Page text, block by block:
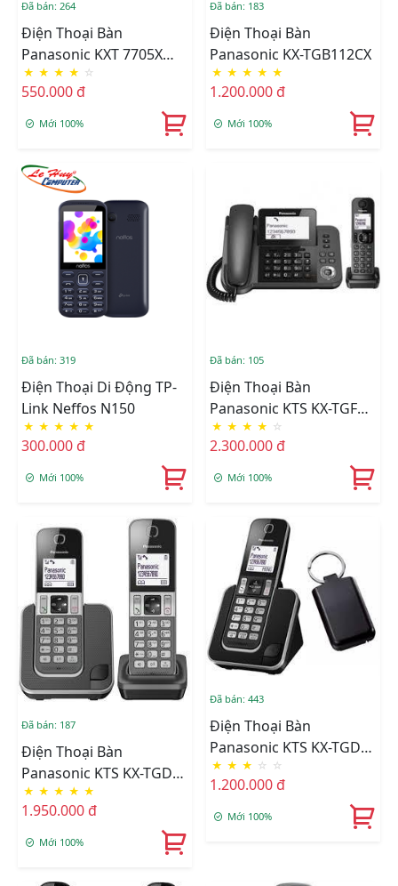
Đã bán: 264
Điện Thoại Bàn
Panasonic KXT 7705X
(Trắng)
★ ★ ★ ★ ☆
550.000 đ
Mới 100%
Đã bán: 183
Điện Thoại Bàn
Panasonic KX-TGB112CX
★ ★ ★ ★ ★
1.200.000 đ
Mới 100%
Đã bán: 319
Điện Thoại Di Động TP-
Link Neffos N150
★ ★ ★ ★ ★
300.000 đ
Mới 100%
Đã bán: 105
Điện Thoại Bàn
Panasonic KTS KX-TGF
310
★ ★ ★ ★ ☆
2.300.000 đ
Mới 100%
Đã bán: 187
Điện Thoại Bàn
Panasonic KTS KX-TGD
312
★ ★ ★ ★ ★
1.950.000 đ
Mới 100%
Đã bán: 443
Điện Thoại Bàn
Panasonic KTS KX-TGD
310
★ ★ ★ ☆ ☆
1.200.000 đ
Mới 100%